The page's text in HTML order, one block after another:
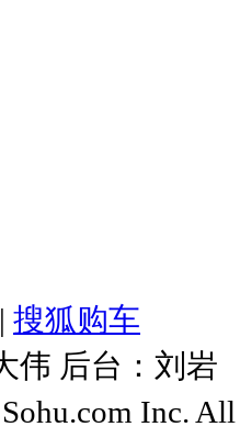
| 搜狐购车
伟 后台：刘
Inc.